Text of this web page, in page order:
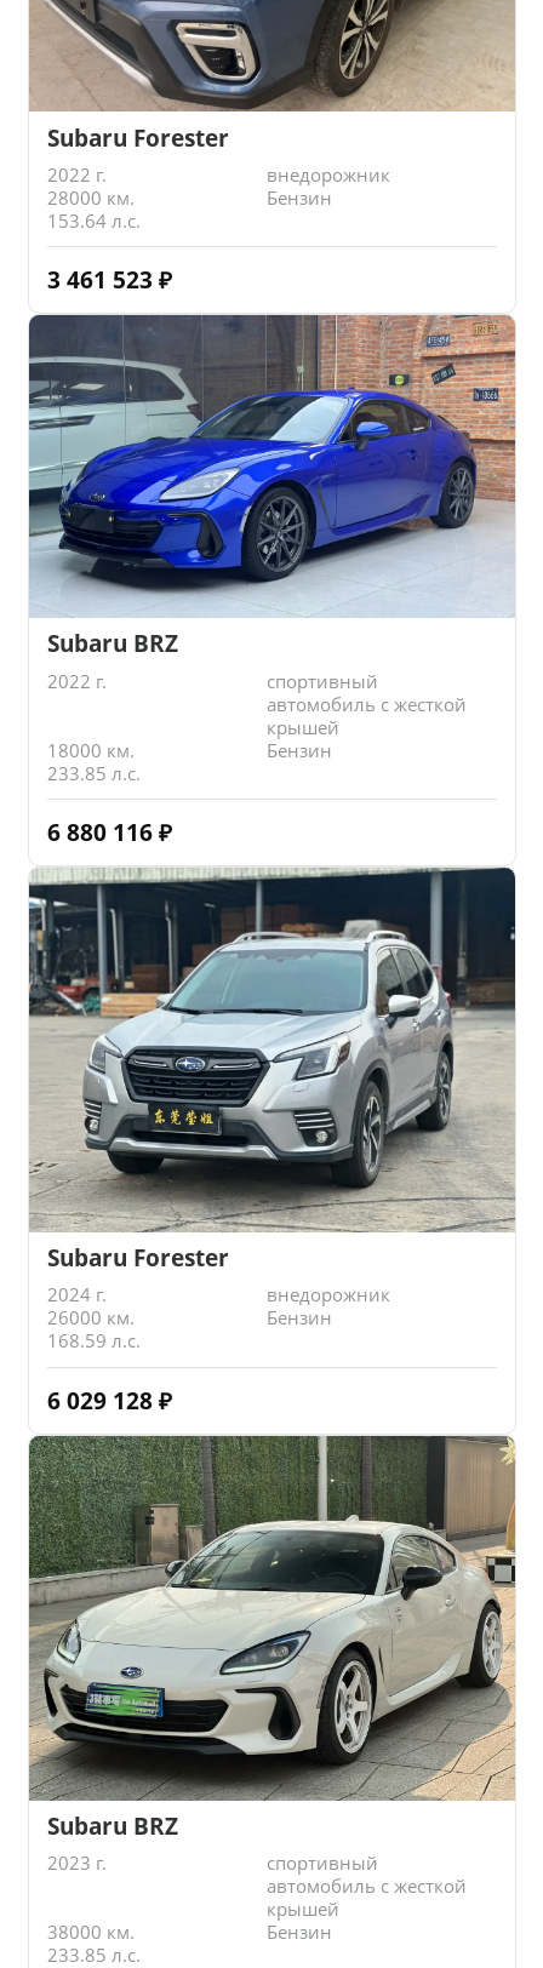
Subaru Forester
2022 г.
внедорожник
28000 км.
Бензин
153.64 л.с.
3 461 523 ₽
Subaru BRZ
2022 г.
спортивный
автомобиль с жесткой
крышей
18000 км.
Бензин
233.85 л.с.
6 880 116 ₽
Subaru Forester
2024 г.
внедорожник
26000 км.
Бензин
168.59 л.с.
6 029 128 ₽
Subaru BRZ
2023 г.
спортивный
автомобиль с жесткой
крышей
38000 км.
Бензин
233.85 л.с.